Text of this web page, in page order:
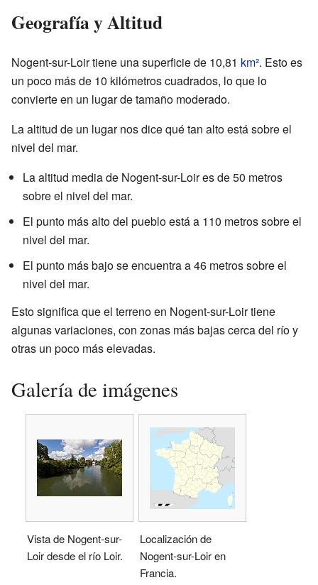
Geografía y Altitud
Nogent-sur-Loir tiene una superficie de 10,81 km². Esto es
un poco más de 10 kilómetros cuadrados, lo que lo
convierte en un lugar de tamaño moderado.
La altitud de un lugar nos dice qué tan alto está sobre el
nivel del mar.
La altitud media de Nogent-sur-Loir es de 50 metros
sobre el nivel del mar.
El punto más alto del pueblo está a 110 metros sobre el
nivel del mar.
El punto más bajo se encuentra a 46 metros sobre el
nivel del mar.
Esto significa que el terreno en Nogent-sur-Loir tiene
algunas variaciones, con zonas más bajas cerca del río y
otras un poco más elevadas.
Galería de imágenes
Vista de Nogent-sur-
Loir desde el río Loir.
Localización de
Nogent-sur-Loir en
Francia.